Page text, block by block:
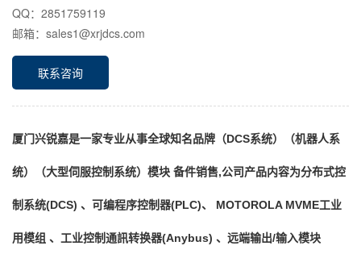
QQ：2851759119
邮箱：sales1@xrjdcs.com
联系咨询
厦门兴锐嘉是一家专业从事全球知名品牌（DCS系统）（机器人系
统）（大型伺服控制系统）模块 备件销售,公司产品内容为分布式控
制系统(DCS) 、可编程序控制器(PLC)、 MOTOROLA MVME工业
用模组 、工业控制通訊转换器(Anybus) 、远端输出/输入模块